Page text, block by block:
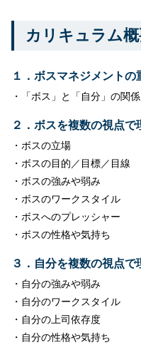
カリキュラム
１．ボスマネジメントの
・「ボス 」と「自分」の関係
２． ボスを複数の視点で
・ ボスの立場
・ ボスの目的／目標／目線
・ ボスの強みや弱み
・ ボスのワークスタイル
・ ボスへのプレッシャー
・ ボスの性格や気持ち
３．自分を複数の視点で
・自分の強みや弱み
・自分のワークスタイル
・自分の上司依存度
・自分の性格や気持ち